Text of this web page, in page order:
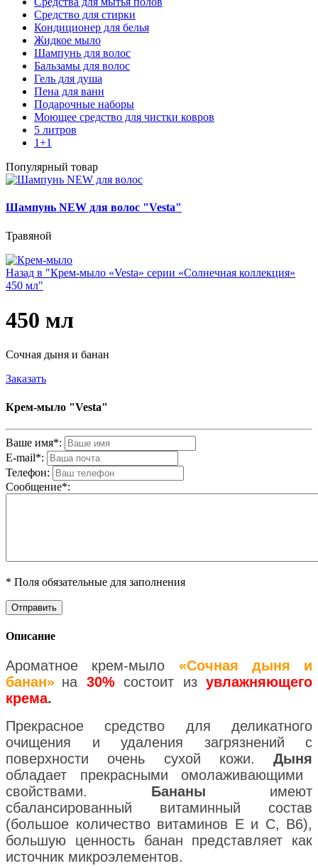
Средство для стирки
Кондиционер для белья
Жидкое мыло
Шампунь для волос
Бальзамы для волос
Гель для душа
Пена для ванн
Подарочные наборы
Моющее средство для чистки ковров
5 литров
1+1
Популярный товар
Шампунь NEW для волос "Vesta"
Травяной
Назад в "Крем-мыло «Vesta» серии «Солнечная коллекция»
450 мл"
450 мл
Сочная дыня и банан
Заказать
Крем-мыло "Vesta"
Ваше имя*:
E-mail*:
Телефон:
Cообщениe*:
* Поля обязательные для заполнения
Описание
Ароматное крем-мыло «Сочная дыня и
банан» на 30%состоит изувлажняющего
крема.
Прекрасное средство для деликатного
очищения и удаления загрязнений с
поверхности очень сухой кожи. Дыня
обладает прекрасными омолаживающими
свойствами. Бананы имеют
сбалансированный витаминный состав
(большое количество витаминов Е и С, В6),
большую ценность банан представляет как
источник микроэлементов.